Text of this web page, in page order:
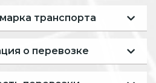
транспорта
о перевозке